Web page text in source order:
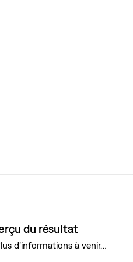
du résultat
d’informations à venir…